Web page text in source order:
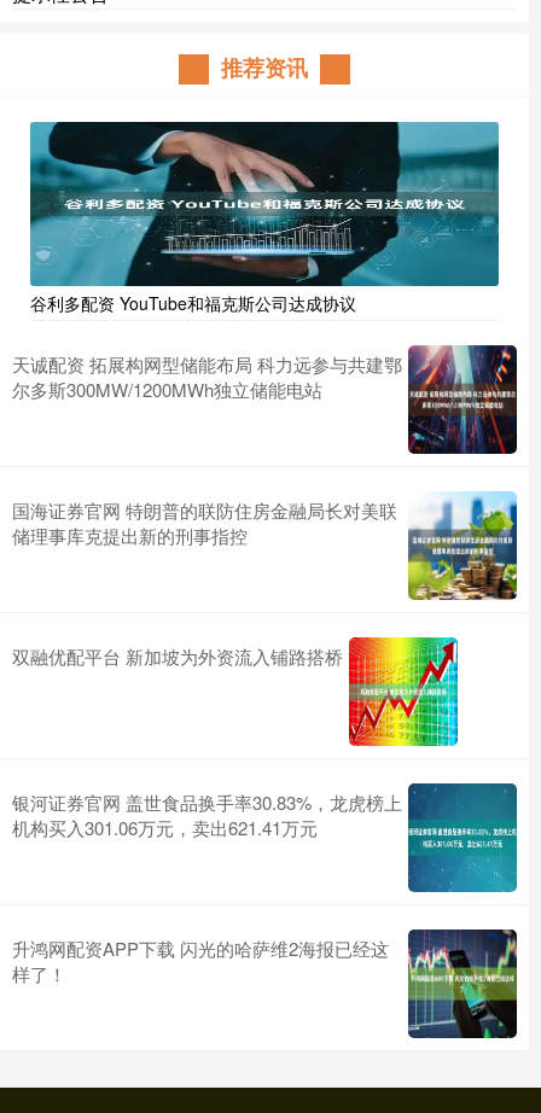
推荐资讯
谷利多配资 YouTube和福克斯公司达成协议
天诚配资 拓展构网型储能布局 科力远参与共建鄂
尔多斯300MW/1200MWh独立储能电站
国海证券官网 特朗普的联防住房金融局长对美联
储理事库克提出新的刑事指控
双融优配平台 新加坡为外资流入铺路搭桥
银河证券官网 盖世食品换手率30.83%，龙虎榜上
机构买入301.06万元，卖出621.41万元
升鸿网配资APP下载 闪光的哈萨维2海报已经这
样了！